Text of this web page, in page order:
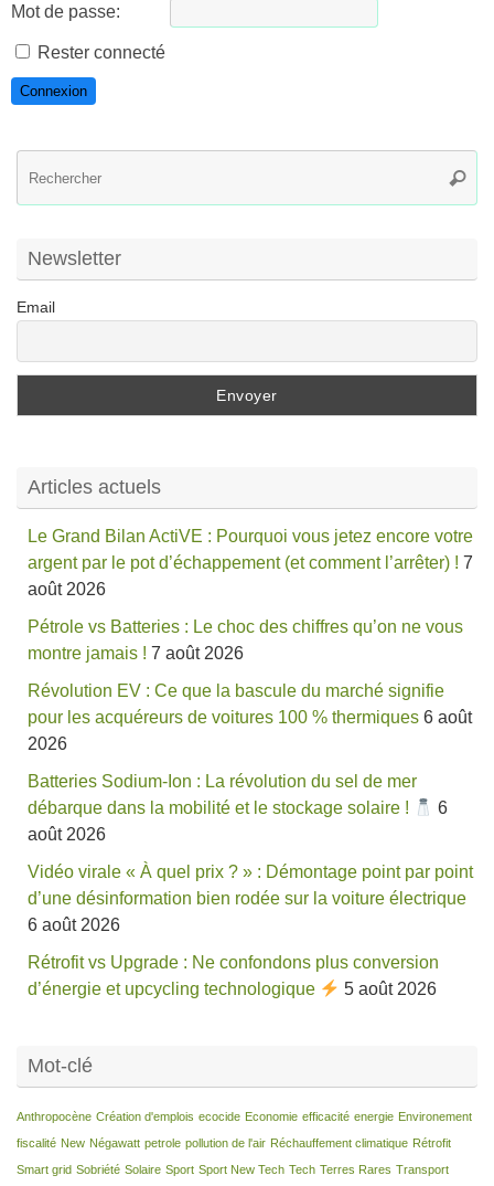
Mot de passe:
Rester connecté
Connexion
Newsletter
Email
Articles actuels
Le Grand Bilan ActiVE : Pourquoi vous jetez encore votre
argent par le pot d’échappement (et comment l’arrêter) ! 7
août 2026
Pétrole vs Batteries : Le choc des chiffres qu’on ne vous
montre jamais ! 7 août 2026
Révolution EV : Ce que la bascule du marché signifie
pour les acquéreurs de voitures 100 % thermiques 6 août
2026
Batteries Sodium-Ion : La révolution du sel de mer
débarque dans la mobilité et le stockage solaire !
6
août 2026
Vidéo virale « À quel prix ? » : Démontage point par point
d’une désinformation bien rodée sur la voiture électrique
6 août 2026
Rétrofit vs Upgrade : Ne confondons plus conversion
d’énergie et upcycling technologique
5 août 2026
Mot-clé
Anthropocène Création d'emplois ecocide Economie efficacité energie Environement
fiscalité New Négawatt petrole pollution de l'air Réchauffement climatique Rétrofit
Smart grid Sobriété Solaire Sport Sport New Tech Tech Terres Rares Transport